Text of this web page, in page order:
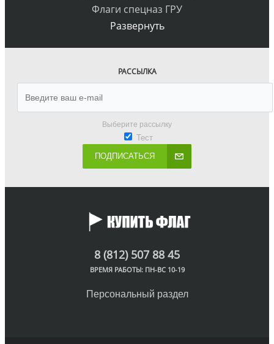
Флаги спецназ ГРУ
Развернуть
РАССЫЛКА
Выберите рассылку
Тест
ПОДПИСАТЬСЯ
8 (812) 507 88 45
ВРЕМЯ РАБОТЫ: ПН-ВС 10-19
Персональный раздел